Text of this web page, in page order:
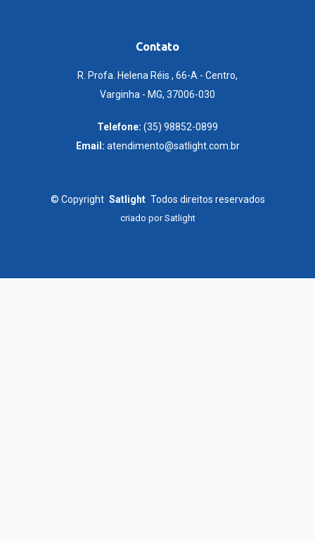
Contato
R. Profa. Helena Réis , 66-A - Centro,
Varginha - MG, 37006-030
Telefone: (35) 98852-0899
Email: atendimento@satlight.com.br
© Copyright Satlight Todos direitos reservados
criado porSatlight